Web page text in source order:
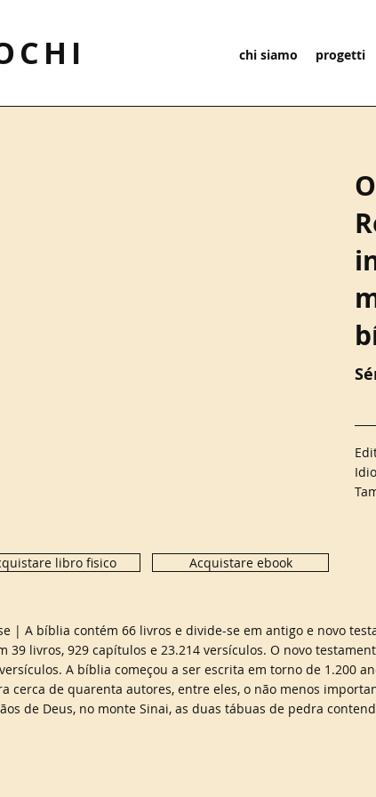
chi siamo progetti
libro fisico Acquistare ebook
| A bíblia contém 66 livros e divide-se em antigo e novo
39 livros, 929 capítulos e 23.214 versículos. O novo
A bíblia começou a ser escrita em torno de 1.200
cerca de quarenta autores, entre eles, o não menos
de Deus, no monte Sinai, as duas tábuas de pedra